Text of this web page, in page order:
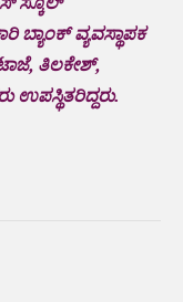
ಬ್ಯಾಂಕ್ ವ್ಯವಸ್ಥಾಪಕ
ತಿಲಕೇಶ್,
ಉಪಸ್ಥಿತರಿದ್ದರು.